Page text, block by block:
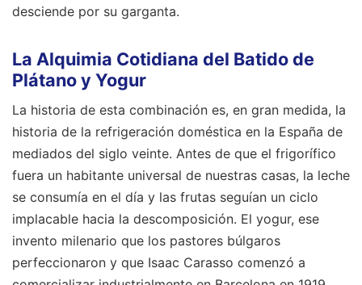
desciende por su garganta.
La Alquimia Cotidiana del Batido de
Plátano y Yogur
La historia de esta combinación es, en gran medida, la
historia de la refrigeración doméstica en la España de
mediados del siglo veinte. Antes de que el frigorífico
fuera un habitante universal de nuestras casas, la leche
se consumía en el día y las frutas seguían un ciclo
implacable hacia la descomposición. El yogur, ese
invento milenario que los pastores búlgaros
perfeccionaron y que Isaac Carasso comenzó a